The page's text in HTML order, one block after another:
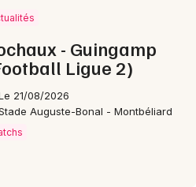
m'abonne
- Guingamp
Ligue 2)
21/08/2026
Auguste-Bonal - Montbéliard